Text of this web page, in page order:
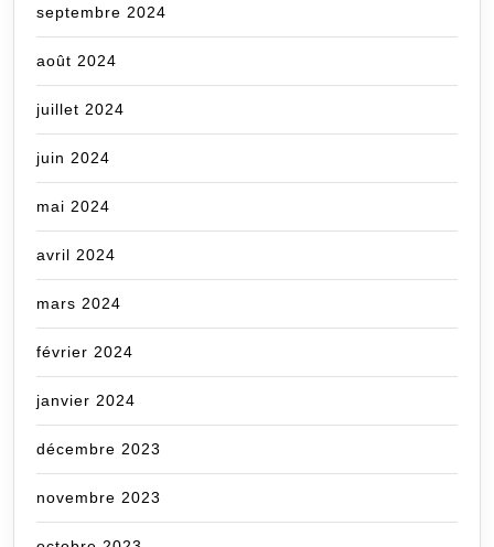
septembre 2024
août 2024
juillet 2024
juin 2024
mai 2024
avril 2024
mars 2024
février 2024
janvier 2024
décembre 2023
novembre 2023